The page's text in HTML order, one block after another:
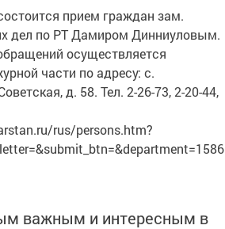
прием граждан зам.
дел по РТ Дамиром Динниуловым.
осуществляется
части по адресу: с.
д. 58. Тел. 2-26-73, 2-20-44,
rus/persons.htm?
важным и интересным в